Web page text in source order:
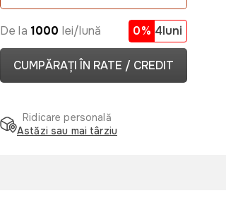
De la 1000 lei/lună 0% 4luni
CUMPĂRAȚI ÎN RATE / CREDIT
Ridicare personală
Astăzi sau mai târziu